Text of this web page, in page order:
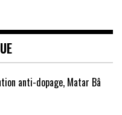
anti-dopage, Matar Bâ